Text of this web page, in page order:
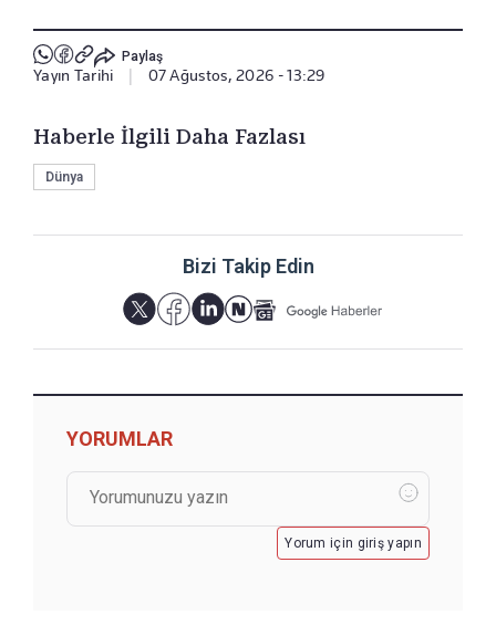
Paylaş
Yayın Tarihi 07 Ağustos, 2026 - 13:29
Haberle İlgili Daha Fazlası
Dünya
Bizi Takip Edin
YORUMLAR
Yorum için giriş yapın